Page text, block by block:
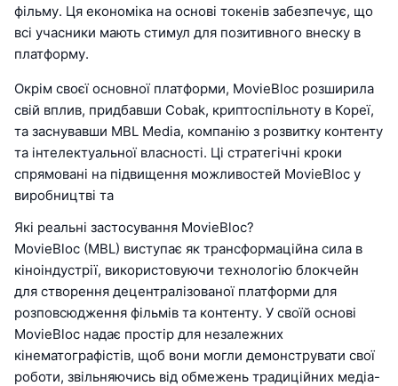
фільму. Ця економіка на основі токенів забезпечує, що
всі учасники мають стимул для позитивного внеску в
платформу.
Окрім своєї основної платформи, MovieBloc розширила
свій вплив, придбавши Cobak, криптоспільноту в Кореї,
та заснувавши MBL Media, компанію з розвитку контенту
та інтелектуальної власності. Ці стратегічні кроки
спрямовані на підвищення можливостей MovieBloc у
виробництві та
Які реальні застосування MovieBloc?
MovieBloc (MBL) виступає як трансформаційна сила в
кіноіндустрії, використовуючи технологію блокчейн
для створення децентралізованої платформи для
розповсюдження фільмів та контенту. У своїй основі
MovieBloc надає простір для незалежних
кінематографістів, щоб вони могли демонструвати свої
роботи, звільняючись від обмежень традиційних медіа-